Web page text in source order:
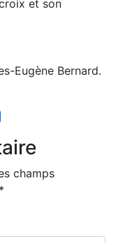
et son
Eugène Bernard.
champs
*